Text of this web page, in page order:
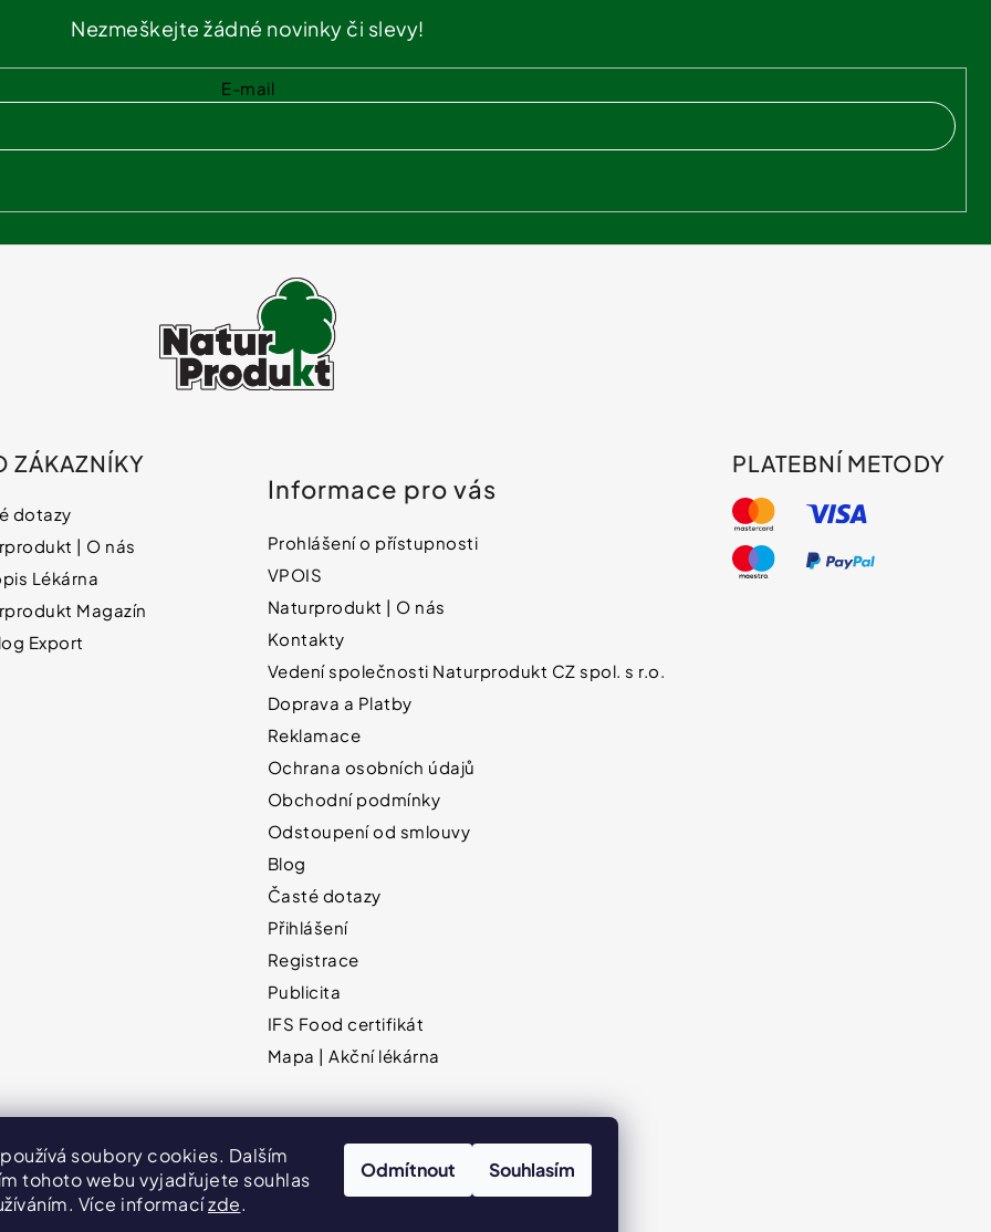
soubory cookies. Dalším
tohoto webu vyjadřujete souhlas
Více informacízde.
Odmítnout Souhlasím
Nezmeškejte žádné novinky či slevy!
E-mail
ZÁKAZNÍKY
dotazy
| O nás
Lékárna
Magazín
Export
Informace pro vás
Prohlášení o přístupnosti
VPOIS
Naturprodukt | O nás
Kontakty
Vedení společnosti Naturprodukt CZ spol. s r.o.
Doprava a Platby
Reklamace
Ochrana osobních údajů
Obchodní podmínky
Odstoupení od smlouvy
Blog
Časté dotazy
Přihlášení
Registrace
Publicita
IFS Food certifikát
Mapa | Akční lékárna
PLATEBNÍ METODY
Hodnocení obchodu VPOIS Publicita